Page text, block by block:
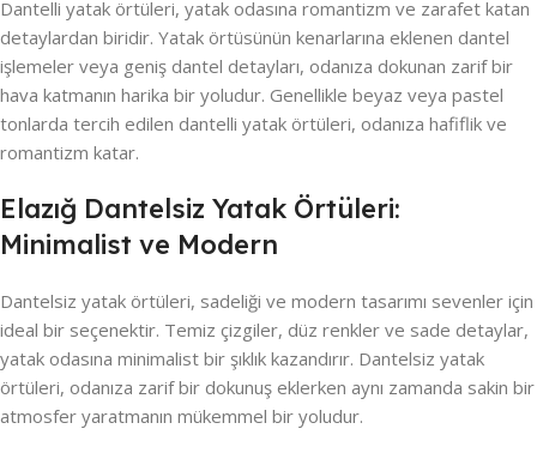
Dantelli yatak örtüleri, yatak odasına romantizm ve zarafet katan
detaylardan biridir. Yatak örtüsünün kenarlarına eklenen dantel
işlemeler veya geniş dantel detayları, odanıza dokunan zarif bir
hava katmanın harika bir yoludur. Genellikle beyaz veya pastel
tonlarda tercih edilen dantelli yatak örtüleri, odanıza hafiflik ve
romantizm katar.
Elazığ Dantelsiz Yatak Örtüleri:
Minimalist ve Modern
Dantelsiz yatak örtüleri, sadeliği ve modern tasarımı sevenler için
ideal bir seçenektir. Temiz çizgiler, düz renkler ve sade detaylar,
yatak odasına minimalist bir şıklık kazandırır. Dantelsiz yatak
örtüleri, odanıza zarif bir dokunuş eklerken aynı zamanda sakin bir
atmosfer yaratmanın mükemmel bir yoludur.